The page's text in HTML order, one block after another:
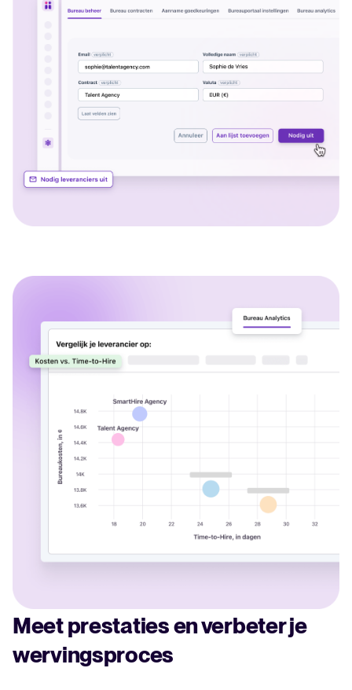
Meet prestaties en verbeter je
wervingsproces